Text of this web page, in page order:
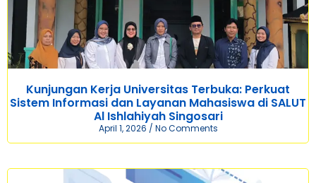
Kunjungan Kerja Universitas Terbuka: Perkuat
Sistem Informasi dan Layanan Mahasiswa di SALUT
Al Ishlahiyah Singosari
April 1, 2026 No Comments